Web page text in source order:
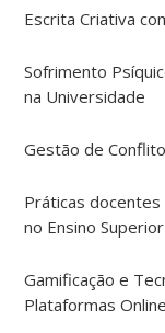
Escrita Criativa
Sofrimento
na Universidade
Gestão de
Práticas
no Ensino Superior
Gamificação e
Plataformas Online